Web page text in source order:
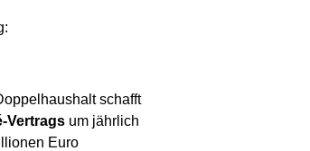
schafft
Vertragsum jährlich
Euro